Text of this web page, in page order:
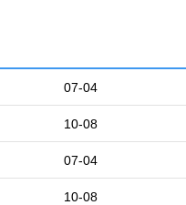
07-04
10-08
07-04
10-08